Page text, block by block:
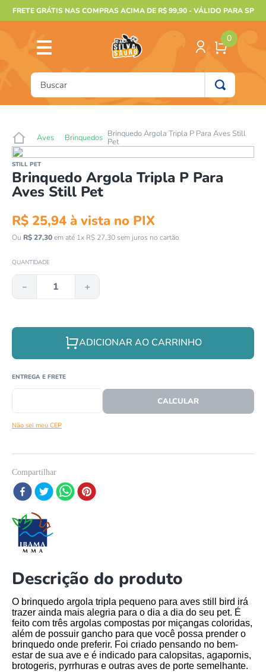
FRETE GRÁTIS NAS COMPRAS ACIMA DE R$ 99,90 - VÁLIDO PARA SP
0
Buscar
Aves Brinquedos Brinquedo Argola Tripla P Para Aves Still
Pet
STILL PET
Brinquedo Argola Tripla P Para
Aves Still Pet
R$ 25,94 à vista no PIX
Ou R$27,30em até 1x R$ 27,30sem juros no cartão
QUANTIDADE
＋
－
ADICIONAR AO CARRINHO
Não sei meu CEP
CALCULAR O FRETE
Compartilhar
Descrição do produto
O brinquedo argola tripla pequeno para aves still bird irá
trazer ainda mais alegria para o dia a dia do seu pet. É
feito com três argolas compostas por miçangas coloridas,
além de possuir gancho para que você possa prender o
brinquedo onde preferir. Foi criado pensando no bem-
estar de sua ave e é indicado para calopsitas, agapornis,
brotogeris, pyrrhuras e outras aves de porte semelhante.
2º
animais
gecko